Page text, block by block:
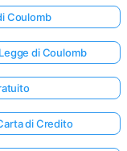
Coulomb
di Coulomb
di Credito